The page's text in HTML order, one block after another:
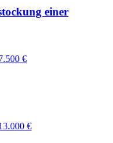
einer
€
€